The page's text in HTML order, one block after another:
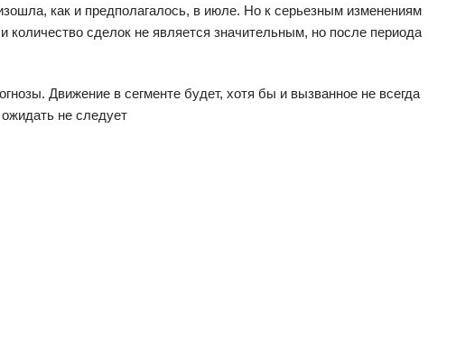
как и предполагалось, в июле. Но к серьезным изменениям
сделок не является значительным, но после периода
Движение в сегменте будет, хотя бы и вызванное не всегда
не следует